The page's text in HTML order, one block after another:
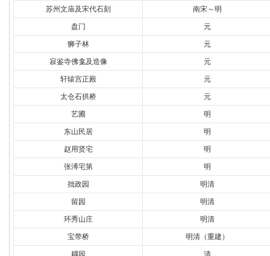
苏州文庙及宋代石刻 南宋～明
盘门 元
狮子林 元
寂鉴寺佛龛及造像 元
轩辕宫正殿 元
太仓石拱桥 元
艺圃 明
东山民居 明
赵用贤宅 明
张溥宅第 明
拙政园 明清
留园 明清
环秀山庄 明清
宝带桥 明清（重建）
耦园 清